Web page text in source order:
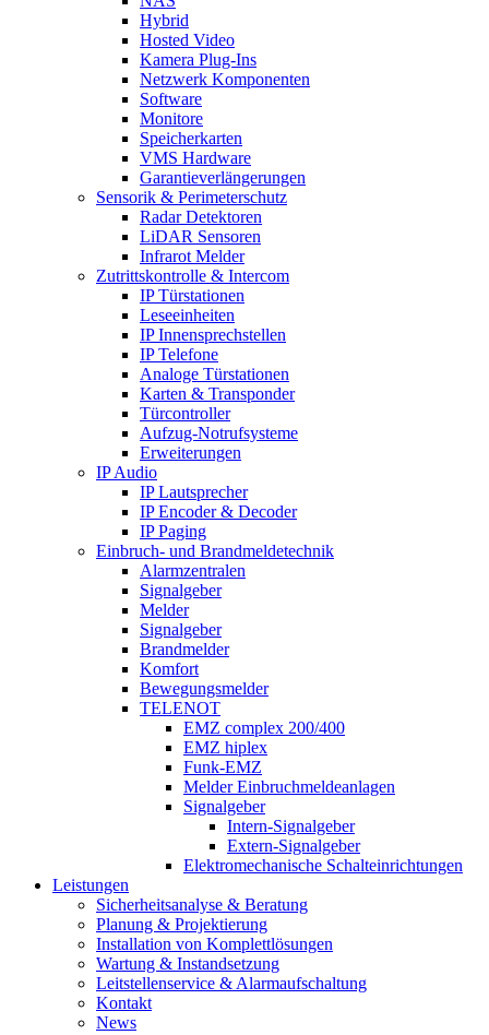
Hybrid
Hosted Video
Kamera Plug-Ins
Netzwerk Komponenten
Software
Monitore
Speicherkarten
VMS Hardware
Garantieverlängerungen
Sensorik & Perimeterschutz
Radar Detektoren
LiDAR Sensoren
Infrarot Melder
Zutrittskontrolle & Intercom
IP Türstationen
Leseeinheiten
IP Innensprechstellen
IP Telefone
Analoge Türstationen
Karten & Transponder
Türcontroller
Aufzug-Notrufsysteme
Erweiterungen
IP Audio
IP Lautsprecher
IP Encoder & Decoder
IP Paging
Einbruch- und Brandmeldetechnik
Alarmzentralen
Signalgeber
Melder
Signalgeber
Brandmelder
Komfort
Bewegungsmelder
TELENOT
EMZ complex 200/400
EMZ hiplex
Funk-EMZ
Melder Einbruchmeldeanlagen
Signalgeber
Intern-Signalgeber
Extern-Signalgeber
Elektromechanische Schalteinrichtungen
Leistungen
Sicherheitsanalyse & Beratung
Planung & Projektierung​
Installation von Komplettlösungen
Wartung & Instandsetzung
Leitstellenservice & Alarmaufschaltung
Kontakt
News